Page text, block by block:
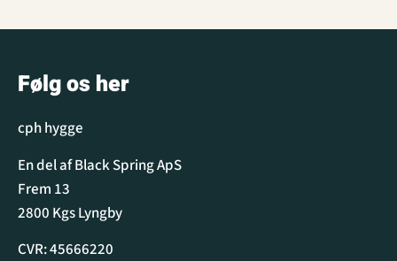
Følg os her
cph hygge
En del af Black Spring ApS
Frem 13
2800 Kgs Lyngby
CVR: 45666220